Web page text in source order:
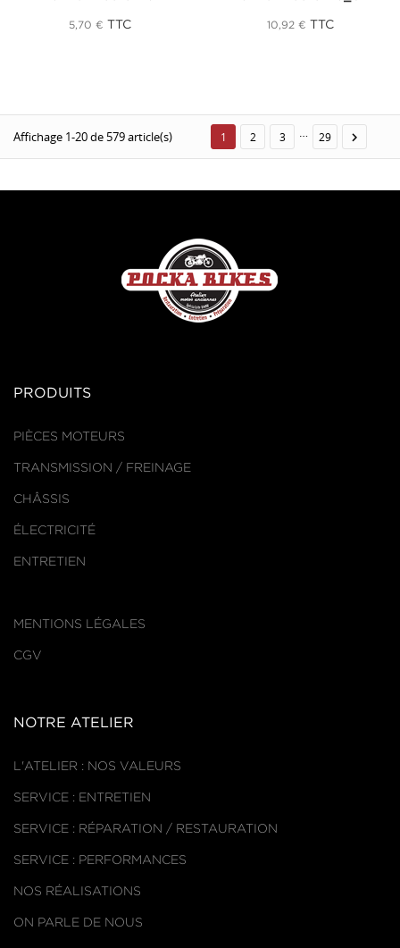
5,70 € TTC 10,92 € TTC
Affichage 1-20 de 579 article(s) 1 2 3 … 29 
PRODUITS
PIÈCES MOTEURS
TRANSMISSION / FREINAGE
CHÂSSIS
ÉLECTRICITÉ
ENTRETIEN
MENTIONS LÉGALES
CGV
NOTRE ATELIER
L'ATELIER : NOS VALEURS
SERVICE : ENTRETIEN
SERVICE : RÉPARATION / RESTAURATION
SERVICE : PERFORMANCES
NOS RÉALISATIONS
ON PARLE DE NOUS